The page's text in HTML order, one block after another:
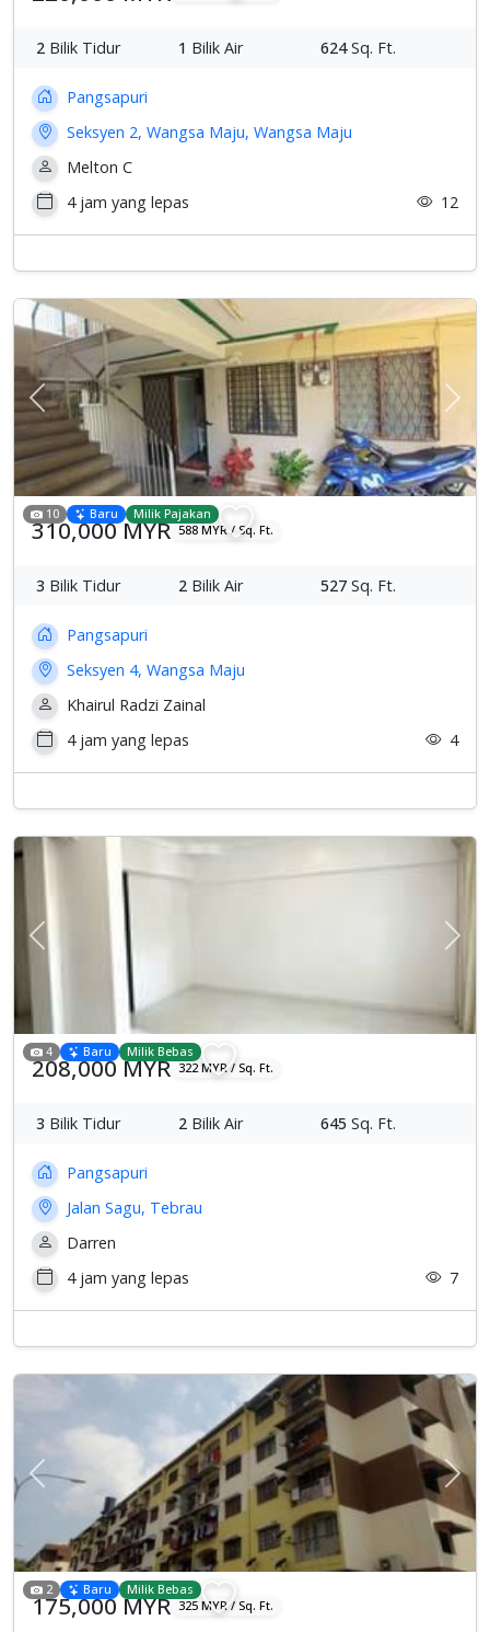
2 Bilik Tidur 1 Bilik Air 624Sq. Ft.
Pangsapuri
Seksyen 2, Wangsa Maju, Wangsa Maju
Melton C
4 jam yang lepas
12
Previous
10 Baru Milik Pajakan
310,000 MYR 588 MYR / Sq. Ft.
3 Bilik Tidur 2 Bilik Air 527 Sq. Ft.
Pangsapuri
Seksyen 4, Wangsa Maju
Khairul Radzi Zainal
4 jam yang lepas
4
Previous
4 Baru Milik Bebas
208,000 MYR 322 MYR / Sq. Ft.
3 Bilik Tidur 2 Bilik Air 645 Sq. Ft.
Pangsapuri
Jalan Sagu, Tebrau
Darren
4 jam yang lepas
7
Previous
2 Baru Milik Bebas
175,000 MYR 325 MYR / Sq. Ft.